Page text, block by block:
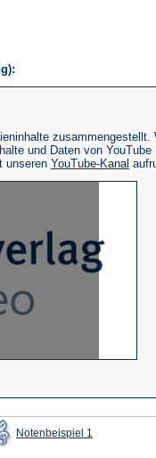
zusammengestellt.
und Daten von YouTube
unseren YouTube-Kanal
Notenbeispiel 1in